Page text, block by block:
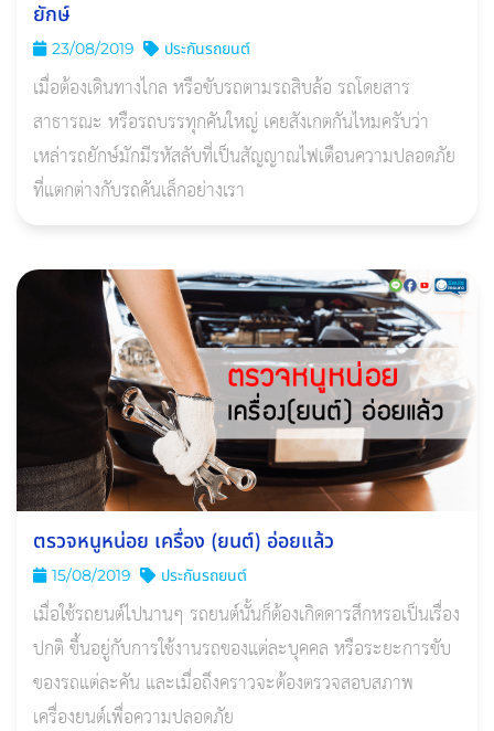
ยักษ์
23/08/2019 ประกันรถยนต์
เมื่อต้องเดินทางไกล หรือขับรถตามรถสิบล้อ รถโดยสาร
สาธารณะ หรือรถบรรทุกคันใหญ่ เคยสังเกตกันไหมครับว่า
เหล่ารถยักษ์มักมีรหัสลับที่เป็นสัญญาณไฟเตือนความปลอดภัย
ที่แตกต่างกับรถคันเล็กอย่างเรา
ตรวจหนูหน่อย เครื่อง (ยนต์) อ่อยแล้ว
15/08/2019 ประกันรถยนต์
เมื่อใช้รถยนต์ไปนานๆ รถยนต์นั้นก็ต้องเกิดดารสึกหรอเป็นเรื่อง
ปกติ ขึ้นอยู่กับการใช้งานรถของแต่ละบุคคล หรือระยะการขับ
ของรถแต่ละคัน และเมื่อถึงคราวจะต้องตรวจสอบสภาพ
เครื่องยนต์เพื่อความปลอดภัย